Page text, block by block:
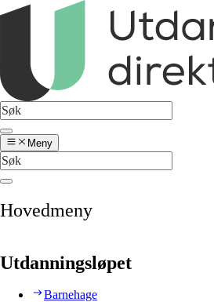
Meny
Hovedmeny
Utdanningsløpet
Barnehage